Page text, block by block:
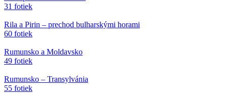
31 fotiek
Rila a Pirin – prechod bulharskými horami
60 fotiek
Rumunsko a Moldavsko
49 fotiek
Rumunsko – Transylvánia
55 fotiek